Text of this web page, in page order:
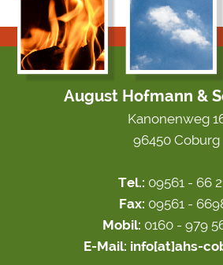
August Hofmann &
Kanonenweg
96450 Coburg
Tel.: 09561 - 66
Fax: 09561 -
Mobil: 0160 - 979
E-Mail: info[at]ahs-